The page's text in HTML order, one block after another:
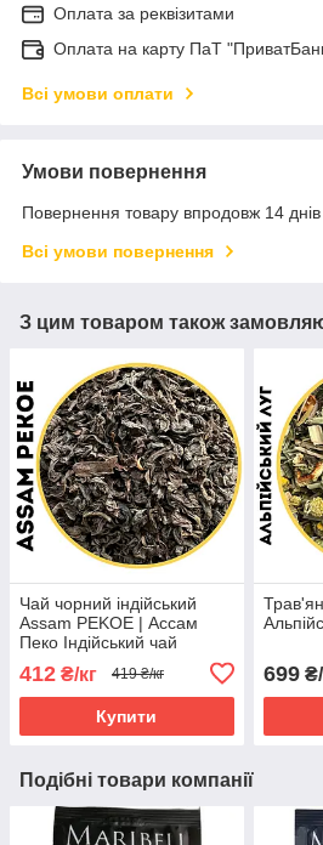
Оплата за реквізитами
Оплата на карту ПаТ
Всі умови оплати
Умови повернення
Повернення товару впродовж 14
Всі умови повернення
З цим товаром також
Чай чорний індійський
Assam PEKOE | Ассам
Пеко Індійський чай
412 ₴/кг 419 ₴/кг
Купити
699₴/
Подібні товари компанії